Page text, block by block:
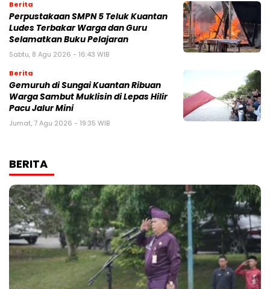
Berita
Perpustakaan SMPN 5 Teluk Kuantan
Ludes Terbakar Warga dan Guru
Selamatkan Buku Pelajaran
Sabtu, 8 Agu 2026 - 16:43 WIB
Berita
Gemuruh di Sungai Kuantan Ribuan
Warga Sambut Muklisin di Lepas Hilir
Pacu Jalur Mini
Jumat, 7 Agu 2026 - 19:35 WIB
BERITA